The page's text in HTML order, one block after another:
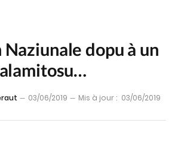
Naziunale dopu à un
03/06/2019 Mis à jour : 03/06/2019